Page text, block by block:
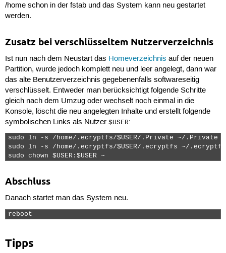
/home schon in der fstab und das System kann neu gestartet
werden.
Zusatz bei verschlüsseltem Nutzerverzeichnis
Ist nun nach dem Neustart das Homeverzeichnis auf der neuen
Partition, wurde jedoch komplett neu und leer angelegt, dann war
das alte Benutzerverzeichnis gegebenenfalls softwareseitig
verschlüsselt. Entweder man berücksichtigt folgende Schritte
gleich nach dem Umzug oder wechselt noch einmal in die
Konsole, löscht die neu angelegten Inhalte und erstellt folgende
symbolischen Links als Nutzer $USER:
sudo ln -s /home/.ecryptfs/$USER/.Private ~/.Private
sudo ln -s /home/.ecryptfs/$USER/.ecryptfs ~/.ecryptfs
sudo chown $USER:$USER ~
Abschluss
Danach startet man das System neu.
reboot
Tipps